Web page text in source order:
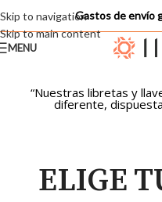
Skip to navigation
Skip to main content
Gastos de envío
MENU
“Nuestras libretas y
diferente,
ELIGE